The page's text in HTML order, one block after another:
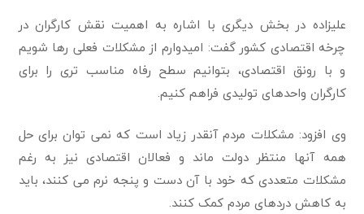
علیزاده در بخش دیگری با اشاره به اهمیت نقش کارگران در
چرخه اقتصادی کشور گفت: امیدوارم از مشکلات فعلی رها شویم
و با رونق اقتصادی، بتوانیم سطح رفاه مناسب تری را برای
کارگران واحدهای تولیدی فراهم کنیم.
وی افزود: مشکلات مردم آنقدر زیاد است که نمی توان برای حل
همه آنها منتظر دولت ماند و فعالان اقتصادی نیز به رغم
مشکلات متعددی که خود با آن دست و پنجه نرم می کنند، باید
به کاهش دردهای مردم کمک کنند.